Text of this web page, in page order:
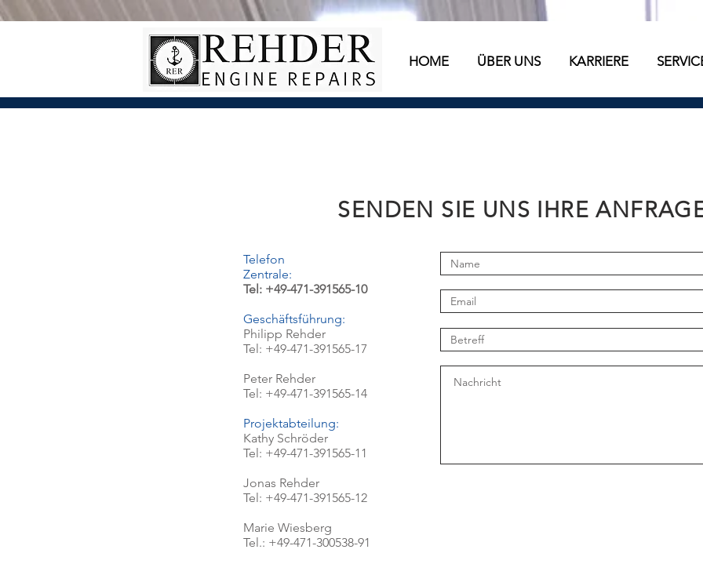
HOME ÜBER UNS KARRIERE
SENDEN SIE UNS IHRE
Telefon
Zentrale:
Tel: +49-471-391565-10
Geschäftsführung:
Philipp Rehder
Tel: +49-471-391565-17
Peter Rehder
Tel: +49-471-391565-14
Projektabteilung:
Kathy Schröder
Tel: +49-471-391565-11
Jonas Rehder
Tel: +49-471-391565-12
Marie Wiesberg
Tel.: +49-471-300538-91